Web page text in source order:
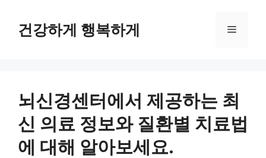
건강하게 행복하게 메
뇌신경센터에서 제공하는 최
신 의료 정보와 질환별 치료법
에 대해 알아보세요.